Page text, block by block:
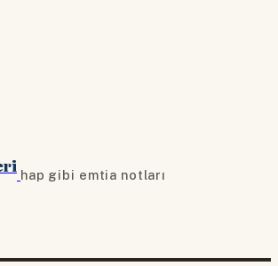
hap gibi emtia notları